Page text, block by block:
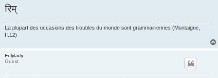
रिम्
La plupart des occasions des troubles du monde sont grammairiennes (Montaigne,
II.12)
Folylady
Guest